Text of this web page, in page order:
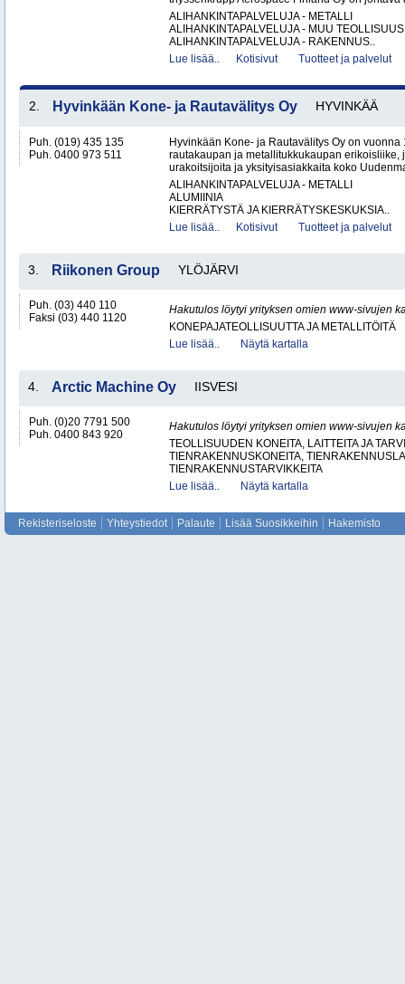
ALIHANKINTAPALVELUJA - METALLI
ALIHANKINTAPALVELUJA - MUU TEOLLISUUS
ALIHANKINTAPALVELUJA - RAKENNUS..
Lue lisää..
Kotisivut Tuotteet ja palvelut
2. Hyvinkään Kone- ja Rautavälitys Oy HYVINKÄÄ
Puh. (019) 435 135
Puh. 0400 973 511
Hyvinkään Kone- ja Rautavälitys Oy on
rautakaupan ja metallitukkukaupan erikoisliike,
urakoitsijoita ja yksityisasiakkaita koko
ALIHANKINTAPALVELUJA - METALLI
ALUMIINIA
KIERRÄTYSTÄ JA KIERRÄTYSKESKUKSIA..
Lue lisää..
Kotisivut Tuotteet ja palvelut
3. Riikonen Group YLÖJÄRVI
Puh. (03) 440 110
Faksi (03) 440 1120
Hakutulos löytyi yrityksen omien www-sivujen
KONEPAJATEOLLISUUTTA JA METALLITÖITÄ
Lue lisää..
Näytä kartalla
4. Arctic Machine Oy IISVESI
Puh. (0)20 7791 500
Puh. 0400 843 920
Hakutulos löytyi yrityksen omien www-sivujen
TEOLLISUUDEN KONEITA, LAITTEITA JA
TIENRAKENNUSKONEITA,
TIENRAKENNUSTARVIKKEITA
Lue lisää..
Näytä kartalla
Rekisteriseloste Yhteystiedot Palaute Lisää Suosikkeihin Hakemisto